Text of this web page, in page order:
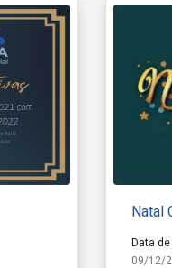
Natal
Data
09/12/